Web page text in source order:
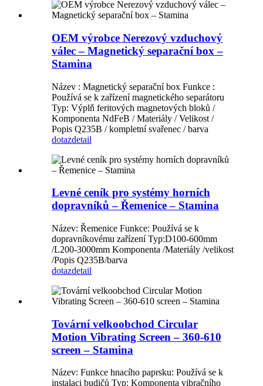
OEM výrobce Nerezový vzduchový
válec – Magnetický separační box –
Stamina
Název : Magnetický separační box Funkce :
Používá se k zařízení magnetického separátoru
Typ: Výplň feritových magnetových bloků /
Komponenta NdFeB / Materiály / Velikost /
Popis Q235B / kompletní svařenec / barva
dotazdetail
Levné ceník pro systémy horních
dopravníků – Řemenice – Stamina
Název: Řemenice Funkce: Používá se k
dopravníkovému zařízení Typ:D100-600mm
/L200-3000mm Komponenta /Materiály /velikost
/Popis Q235B/barva
dotazdetail
Tovární velkoobchod Circular
Motion Vibrating Screen – 360-610
screen – Stamina
Název: Funkce hnacího paprsku: Používá se k
instalaci budičů Typ: Komponenta vibračního